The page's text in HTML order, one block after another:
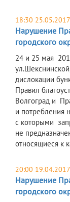
18:30 25.05.2017
Нарушение
городского
24 и 25 мая
дислокации
Правил
Волгоград и
и потребления
с которыми
не
относящиеся к
20:00 19.04.2017
Нарушение
городского